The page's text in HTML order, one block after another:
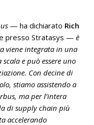
— ha dichiarato Rich
presso Stratasys — è
viene integrata in una
e può essere uno
Con decine di
stiamo assistendo a
ma per l’intera
di supply chain più
accelerando